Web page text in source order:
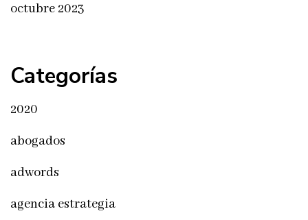
octubre 2023
Categorías
2020
abogados
adwords
agencia estrategia